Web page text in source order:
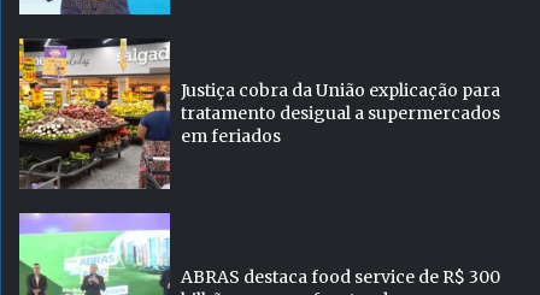
Justiça cobra da União explicação para
tratamento desigual a supermercados
em feriados
ABRAS destaca food service de R$ 300